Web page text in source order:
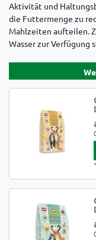
Aktivität und
die Futtermenge zu
Mahlzeiten aufteilen.
Wasser zur Verfügung
*